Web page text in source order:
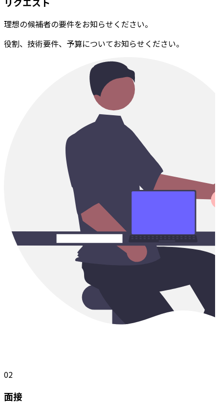
理想の候補者の要件をお知らせください。
役割、技術要件、予算についてお知らせください。
02
面接